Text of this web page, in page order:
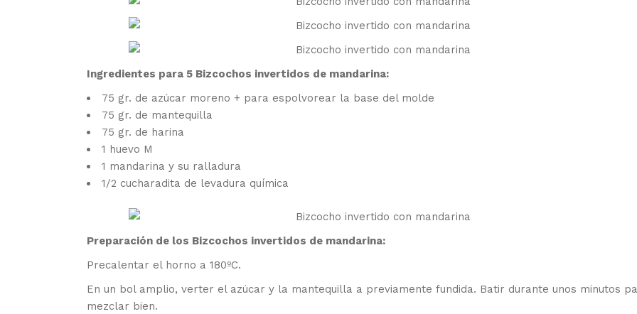
Ingredientes para 5 Bizcochos invertidos de mandarina:
75 gr. de azúcar moreno + para espolvorear la base del molde
75 gr. de mantequilla
75 gr. de harina
1 huevo M
1 mandarina y su ralladura
1/2 cucharadita de levadura química
Preparación de los Bizcochos invertidos de mandarina:
Precalentar el horno a 180ºC.
En un bol amplio, verter el azúcar y la mantequilla a previamente fundida. Batir durante unos minutos
mezclar bien.